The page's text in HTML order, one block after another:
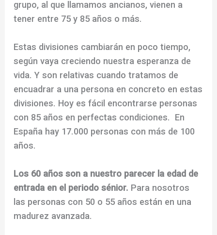
grupo, al que llamamos ancianos, vienen a
tener entre 75 y 85 años o más.
Estas divisiones cambiarán en poco tiempo,
según vaya creciendo nuestra esperanza de
vida. Y son relativas cuando tratamos de
encuadrar a una persona en concreto en estas
divisiones. Hoy es fácil encontrarse personas
con 85 años en perfectas condiciones. En
España hay 17.000 personas con más de 100
años.
Los 60 años son a nuestro parecer la edad de
entrada en el periodo sénior. Para nosotros
las personas con 50 o 55 años están en una
madurez avanzada.